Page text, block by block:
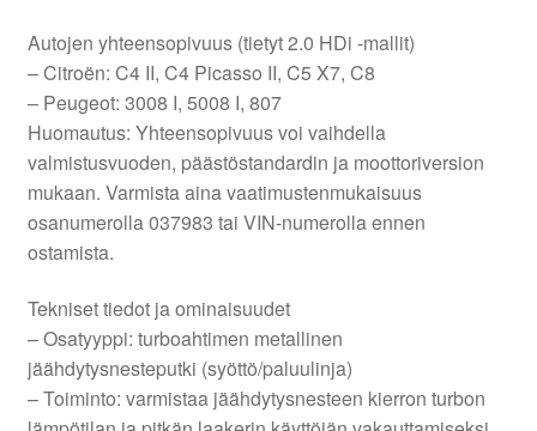
Autojen yhteensopivuus (tietyt 2.0 HDi -mallit)
– Citroën: C4 II, C4 Picasso II, C5 X7, C8
– Peugeot: 3008 I, 5008 I, 807
Huomautus: Yhteensopivuus voi vaihdella
valmistusvuoden, päästöstandardin ja moottoriversion
mukaan. Varmista aina vaatimustenmukaisuus
osanumerolla 037983 tai VIN-numerolla ennen
ostamista.
Tekniset tiedot ja ominaisuudet
– Osatyyppi: turboahtimen metallinen
jäähdytysnesteputki (syöttö/paluulinja)
– Toiminto: varmistaa jäähdytysnesteen kierron turbon